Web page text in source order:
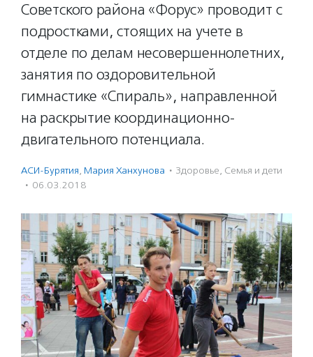
Советского района «Форус» проводит с
подростками, стоящих на учете в
отделе по делам несовершеннолетних,
занятия по оздоровительной
гимнастике «Спираль», направленной
на раскрытие координационно-
двигательного потенциала.
АСИ-Бурятия, Мария Ханхунова · Здоровье, Семья и дети
· 06.03.2018